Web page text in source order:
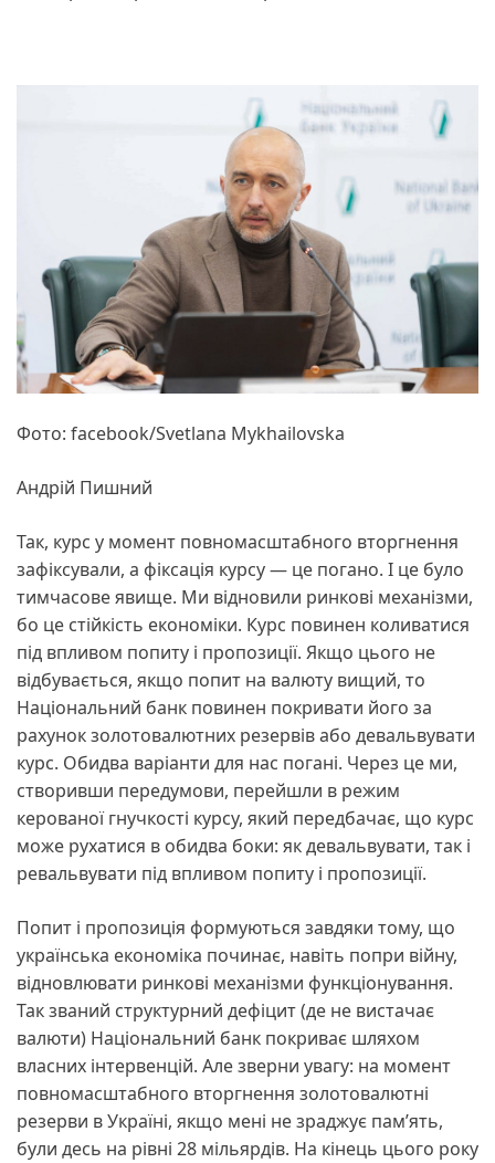
Фото: facebook/Svetlana Mykhailovska
Андрій Пишний
Так, курс у момент повномасштабного вторгнення
зафіксували, а фіксація курсу — це погано. І це було
тимчасове явище. Ми відновили ринкові механізми,
бо це стійкість економіки. Курс повинен коливатися
під впливом попиту і пропозиції. Якщо цього не
відбувається, якщо попит на валюту вищий, то
Національний банк повинен покривати його за
рахунок золотовалютних резервів або девальвувати
курс. Обидва варіанти для нас погані. Через це ми,
створивши передумови, перейшли в режим
керованої гнучкості курсу, який передбачає, що курс
може рухатися в обидва боки: як девальвувати, так і
ревальвувати під впливом попиту і пропозиції.
Попит і пропозиція формуються завдяки тому, що
українська економіка починає, навіть попри війну,
відновлювати ринкові механізми функціонування.
Так званий структурний дефіцит (де не вистачає
валюти) Національний банк покриває шляхом
власних інтервенцій. Але зверни увагу: на момент
повномасштабного вторгнення золотовалютні
резерви в Україні, якщо мені не зраджує пам’ять,
були десь на рівні 28 мільярдів. На кінець цього року